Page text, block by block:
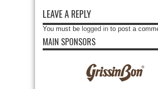
LEAVE A REPLY
You must be logged in to post a
MAIN SPONSORS